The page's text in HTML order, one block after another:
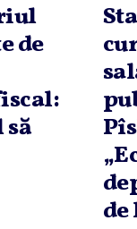
de
să
de